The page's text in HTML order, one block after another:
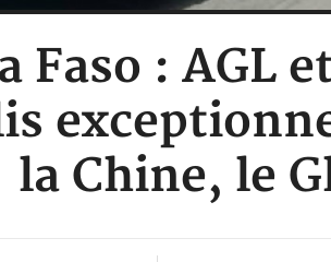
Faso : AGL
la Chine, le